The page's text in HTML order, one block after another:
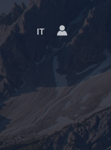
ITLanguage
Switcher